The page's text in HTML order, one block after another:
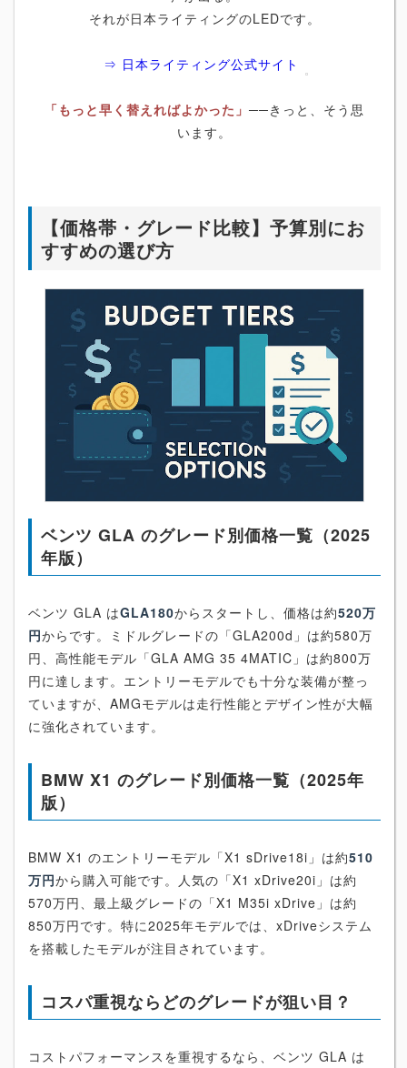
それが日本ライティングのLEDです。
⇒ 日本ライティング公式サイト
「もっと早く替えればよかった」 ──きっと、そう思
います。
【価格帯・グレード比較】予算別にお
すすめの選び方
ベンツ GLA のグレード別価格一覧（2025
年版）
ベンツ GLA はGLA180からスタートし、価格は約520万
円からです。ミドルグレードの「GLA200d」は約580万
円、高性能モデル「GLA AMG 35 4MATIC」は約800万
円に達します。エントリーモデルでも十分な装備が整っ
ていますが、AMGモデルは走行性能とデザイン性が大幅
に強化されています。
BMW X1 のグレード別価格一覧（2025年
版）
BMW X1 のエントリーモデル「X1 sDrive18i」は約510
万円から購入可能です。人気の「X1 xDrive20i」は約
570万円、最上級グレードの「X1 M35i xDrive」は約
850万円です。特に2025年モデルでは、xDriveシステム
を搭載したモデルが注目されています。
コスパ重視ならどのグレードが狙い目？
コストパフォーマンスを重視するなら、ベンツ GLA は